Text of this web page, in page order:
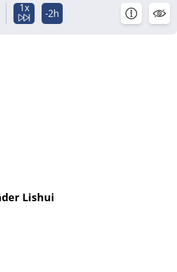
1x -2h
Lishui